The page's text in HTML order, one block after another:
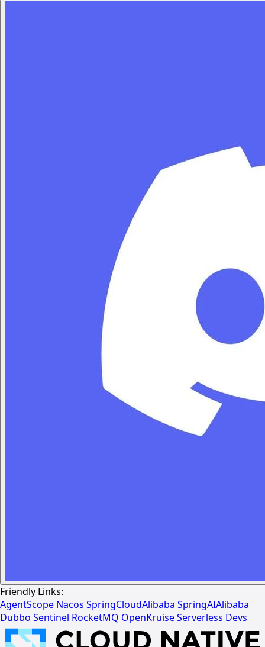
Friendly Links:
AgentScope Nacos SpringCloudAlibaba SpringAIAlibaba
Dubbo Sentinel RocketMQ OpenKruiseServerless Devs